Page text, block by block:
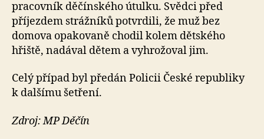
pracovník děčínského útulku. Svědci před
příjezdem strážníků potvrdili, že muž bez
domova opakovaně chodil kolem dětského
hřiště, nadával dětem a vyhrožoval jim.
Celý případ byl předán Policii České republiky
k dalšímu šetření.
Zdroj: MP Děčín